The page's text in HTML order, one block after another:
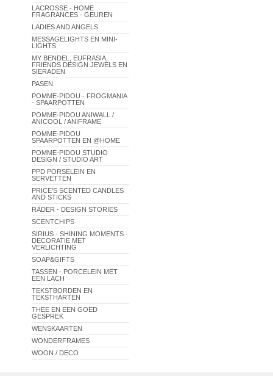
LACROSSE - HOME
FRAGRANCES - GEUREN
LADIES AND ANGELS
MESSAGELIGHTS EN MINI-
LIGHTS
MY BENDEL, EUFRASIA,
FRIENDS DESIGN JEWELS EN
SIERADEN
PASEN
POMME-PIDOU - FROGMANIA
- SPAARPOTTEN
POMME-PIDOU ANIWALL /
ANICOOL / ANIFRAME
POMME-PIDOU
SPAARPOTTEN EN @HOME
POMME-PIDOU STUDIO
DESIGN / STUDIO ART
PPD PORSELEIN EN
SERVETTEN
PRICE'S SCENTED CANDLES
AND STICKS
RÄDER - DESIGN STORIES
SCENTCHIPS
SIRIUS - SHINING MOMENTS -
DECORATIE MET
VERLICHTING
SOAP&GIFTS
TASSEN - PORCELEIN MET
EEN LACH
TEKSTBORDEN EN
TEKSTHARTEN
THEE EN EEN GOED
GESPREK
WENSKAARTEN
WONDERFRAMES
WOON / DECO